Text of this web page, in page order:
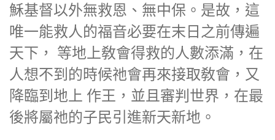
穌基督以外無救恩、無中保。是故，這
唯一能救人的福音必要在末日之前傳遍
天下， 等地上敎會得救的人數添滿，在
人想不到的時候祂會再來接取敎會，又
降臨到地上 作王，並且審判世界，在最
後將屬祂的子民引進新天新地。